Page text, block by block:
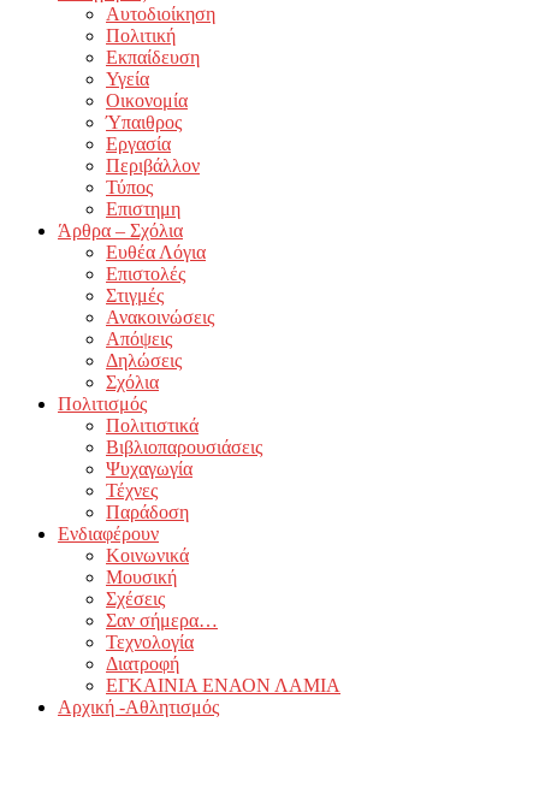
Αυτοδιοίκηση
Πολιτική
Εκπαίδευση
Υγεία
Οικονομία
Ύπαιθρος
Εργασία
Περιβάλλον
Τύπος
Επιστημη
Άρθρα – Σχόλια
Ευθέα Λόγια
Επιστολές
Στιγμές
Ανακοινώσεις
Απόψεις
Δηλώσεις
Σχόλια
Πολιτισμός
Πολιτιστικά
Βιβλιοπαρουσιάσεις
Ψυχαγωγία
Τέχνες
Παράδοση
Ενδιαφέρουν
Κοινωνικά
Μουσική
Σχέσεις
Σαν σήμερα…
Τεχνολογία
Διατροφή
ΕΓΚΑΙΝΙΑ ΕΝΑΟΝ ΛΑΜΙΑ
Αρχική -Αθλητισμός